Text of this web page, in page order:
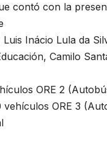
contó con la
Luis Inácio Lula da
Camilo
ORE 2
vehículos ORE 3